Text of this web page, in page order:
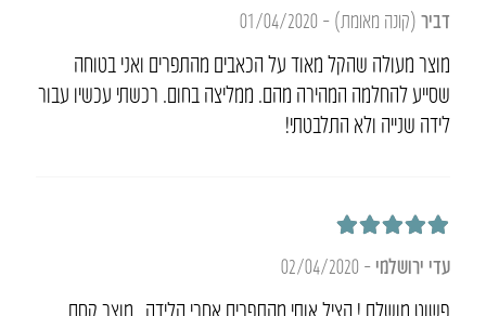
דביר (קונה מאומת) –
01/04/2020
מוצר מעולה שהקל מאוד על הכאבים מהתפרים ואני בטוחה
שסייע להחלמה המהירה מהם. ממליצה בחום. רכשתי עכשיו עבור
לידה שנייה ולא התלבטתי!
עדי ירושלמי –
02/04/2020
פשוט מושלם ! הציל אותי מהתפרים אחרי הלידה , מוצר קסם